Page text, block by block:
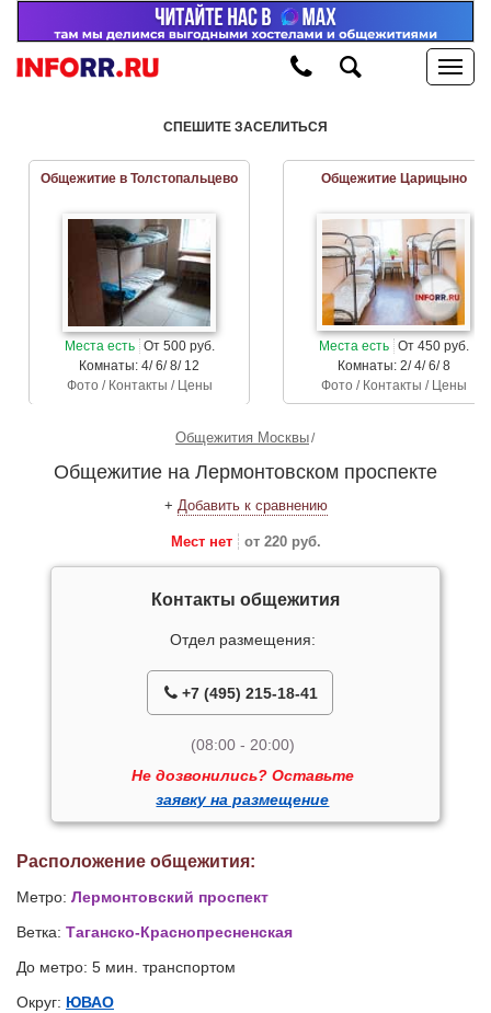
СПЕШИТЕ ЗАСЕЛИТЬСЯ
Общежитие в Толстопальцево
Места есть От 500 руб.
Комнаты: 4/ 6/ 8/ 12
Фото / Контакты / Цены
Общежитие Царицыно
Места есть От 450 руб.
Комнаты: 2/ 4/ 6/ 8
Фото / Контакты / Цены
Общежития Москвы
Общежитие на Лермонтовском проспекте
+ Добавить к сравнению
Мест нет от 220 руб.
Контакты общежития
Отдел размещения:
+7 (495) 215-18-41
(08:00 - 20:00)
Не дозвонились? Оставьте
заявку на размещение
Расположение общежития:
Метро: Лермонтовский проспект
Ветка: Таганско-Краснопресненская
До метро: 5 мин. транспортом
Округ: ЮВАО